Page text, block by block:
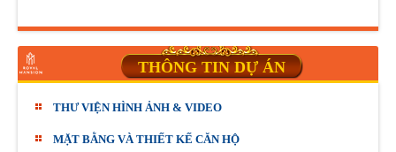
THÔNG TIN DỰ ÁN
THƯ VIỆN HÌNH ẢNH & VIDEO
MẶT BẰNG VÀ THIẾT KẾ CĂN HỘ